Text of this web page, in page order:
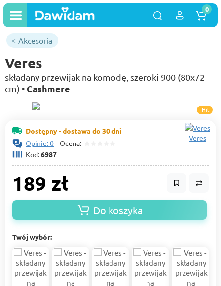
0
Akcesoria
Veres
składany przewijak na komodę, szeroki 900 (80х72
cm) • Cashmere
Hit
Dostępny - dostawa do 30 dni
Opinie: 0 Ocena:
Kod:6987
Veres
189 zł
Do koszyka
Twój wybór: